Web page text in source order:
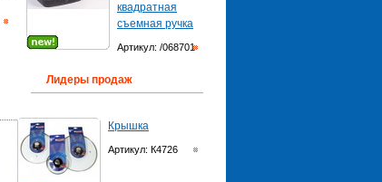
квадратная
съемная ручка
Артикул: /068701
Лидеры продаж
Крышка
Артикул: К4726